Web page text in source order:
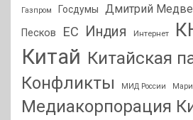
Газпром Госдумы Дмитрий
Песков
ЕС Индия Интернет
Китай Китайская
Конфликты
МИД России
Медиакорпорация